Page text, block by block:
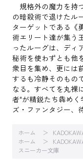
規格外の魔力を持
の暗殺術で退けたル
ターゲットである《
術エリート達が集う
ったルーグは、ディ
秘術を使わずとも他
衆目を集め、更には
するも冷静そのも
なる。すべてを丸
者"が精鋭たち犇め
ズ・ファンタジー、
ホーム
ホーム
スニーカー文庫